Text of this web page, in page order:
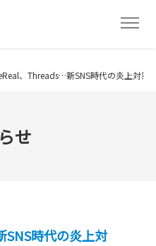
、Threads…新SNS時代の炎上対
せ
時代の炎上対